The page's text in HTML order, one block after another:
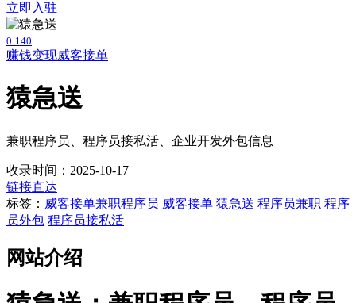
立即入驻
0 140
赚钱变现威客接单
猿急送
兼职程序员、程序员接私活、企业开发外包信息
收录时间：2025-10-17
链接直达
标签： 威客接单兼职程序员 威客接单 猿急送 程序员兼职 程序
员外包 程序员接私活
网站介绍